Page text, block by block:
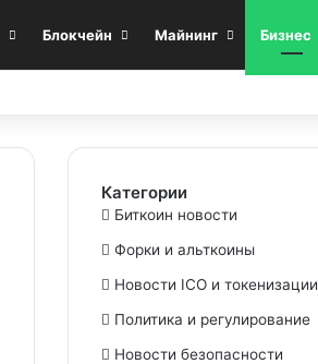
Блокчейн Майнинг Бизнес
Категории
Биткоин новости
Форки и альткоины
Новости ICO и токенизации
Политика и регулирование
Новости безопасности